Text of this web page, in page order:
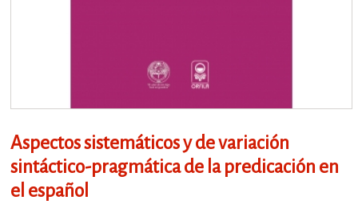
Aspectos sistemáticos y de variación
sintáctico-pragmática de la predicación en
el español